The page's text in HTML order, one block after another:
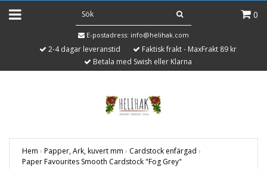
0
E-postadress: info@helihak.com
2-4 dagar leveranstid
Faktisk frakt - MaxFrakt 89 kr
Betala med Swish eller Klarna
Hem › Papper, Ark, kuvert mm › Cardstock enfärgad ›
Paper Favourites Smooth Cardstock "Fog Grey"